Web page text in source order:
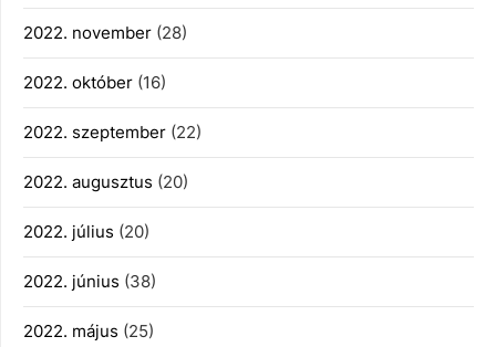
2022. november (28)
2022. október (16)
2022. szeptember (22)
2022. augusztus (20)
2022. július (20)
2022. június (38)
2022. május (25)